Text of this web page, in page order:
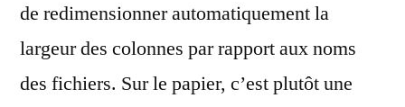
de redimensionner automatiquement la
largeur des colonnes par rapport aux noms
des fichiers. Sur le papier, c’est plutôt une